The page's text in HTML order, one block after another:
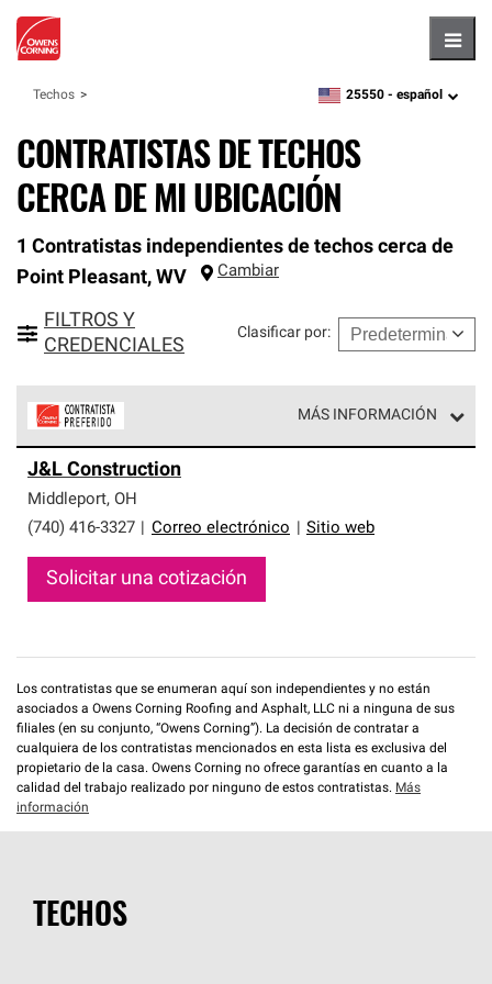
Techos zipcode,language
25550 - español
CONTRATISTAS DE TECHOS
CERCA DE MI UBICACIÓN
1 Contratistas independientes de techos cerca de
Point Pleasant, WV Cambiar
FILTROS Y
CREDENCIALES
Clasificar por:
MÁS INFORMACIÓN
parte de una red exclusiva de profesionales de techos
que cumplen con altos estándares y requisitos estrictos
de profesionalismo y confiabilidad.
J&L Construction
Middleport, OH
(740) 416-3327
Correo electrónico Sitio web
Solicitar una cotización
Los contratistas que se enumeran aquí son independientes y no están
asociados a Owens Corning Roofing and Asphalt, LLC ni a ninguna de sus
filiales (en su conjunto, “Owens Corning”). La decisión de contratar a
cualquiera de los contratistas mencionados en esta lista es exclusiva del
propietario de la casa. Owens Corning no ofrece garantías en cuanto a la
calidad del trabajo realizado por ninguno de estos contratistas. Más
información
TECHOS